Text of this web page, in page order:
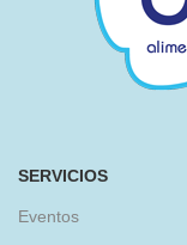
SERVICIOS
Eventos